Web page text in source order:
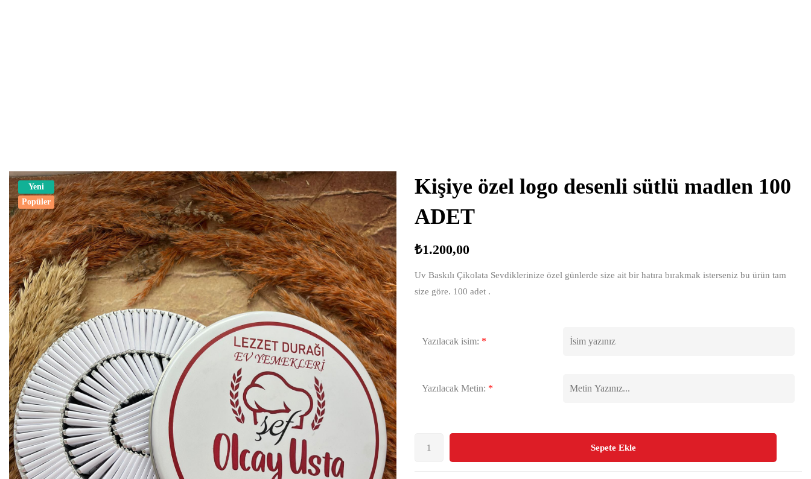
Yeni
Popüler
Kişiye özel logo desenli sütlü madlen 100
ADET
₺1.200,00
Uv Baskılı Çikolata Sevdiklerinize özel günlerde size ait bir hatıra bırakmak isterseniz bu ürün tam
size göre. 100 adet .
Yazılacak isim: *
Yazılacak Metin: *
Sepete Ekle